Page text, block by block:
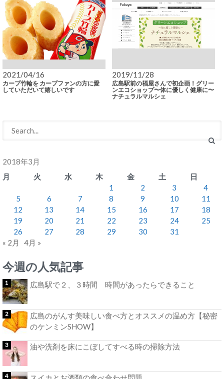
2021/04/16
カープ竹輪を カープファンの方に愛
していただいて嬉しいです
2019/11/28
広島駅前の福屋さんで初企画！グリー
ンエコショップ〜体に優しく健康に〜
ナチュラルマルシェ
2018年3月
月
火 水 木 金 土
日
1
2 3
4
5
6 7 8 9 10
11
12
13 14 15 16 17
18
19
20 21 22 23 24
25
26
27 28 29 30
31
« 2月
4月 »
今週の人気記事
広島駅で２、３時間 時間があったらできること
広島のがんす美味しい食べ方とオススメの温め方【秘密
のケンミンSHOW】
油や洗剤を床にこぼしてすべる時の掃除方法